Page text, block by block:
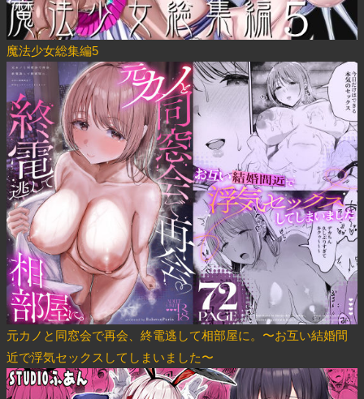
魔法少女総集編5
元カノと同窓会で再会、終電逃して相部屋に。〜お互い結婚間
近で浮気セックスしてしまいました〜